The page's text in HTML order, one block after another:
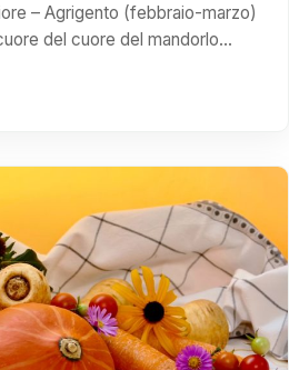
– Agrigento (febbraio-marzo)
del cuore del mandorlo…